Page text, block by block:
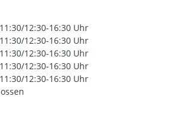
12:30-16:30 Uhr
12:30-16:30 Uhr
12:30-16:30 Uhr
12:30-16:30 Uhr
12:30-16:30 Uhr